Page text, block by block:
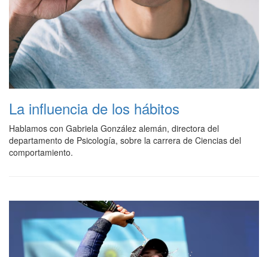
La influencia de los hábitos
Hablamos con Gabriela González alemán, directora del
departamento de Psicología, sobre la carrera de Ciencias del
comportamiento.